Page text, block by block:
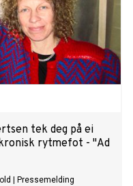
tek deg på ei
rytmefot - "Ad
Pressemelding